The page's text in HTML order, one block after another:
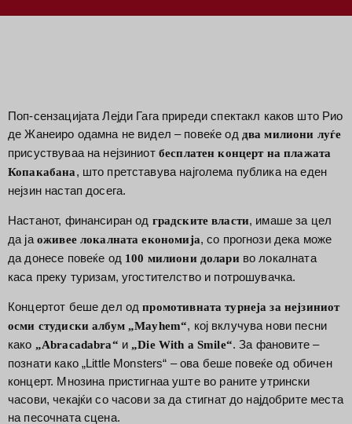
Поп-сензацијата Лејди Гага приреди спектакл каков што Рио
де Жанеиро одамна не видел – повеќе од два милиони луѓе
присуствуваа на нејзиниот бесплатен концерт на плажата
Копакабана, што претставува најголема публика на еден
нејзин настап досега.
Настанот, финансиран од градските власти, имаше за цел
да ја оживее локалната економија, со прогнози дека може
да донесе повеќе од 100 милиони долариво локалната
каса преку туризам, угостителство и потрошувачка.
Концертот беше дел одпромотивната турнеја за нејзиниот
осми студиски албум „Mayhem“, кој вклучува нови песни
како „Abracadabra“ и „Die With a Smile“. За фановите –
познати како „Little Monsters“ – ова беше повеќе од обичен
концерт. Мнозина пристигнаа уште во раните утрински
часови, чекајќи со часови за да стигнат до најдобрите места
на песочната сцена.